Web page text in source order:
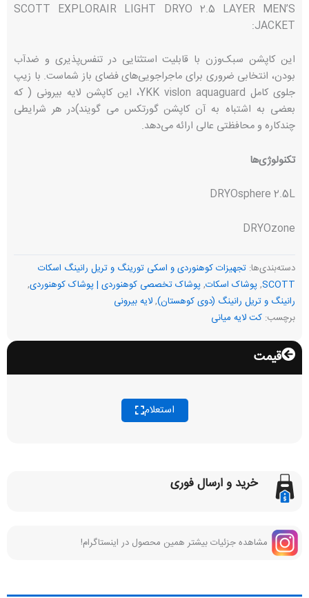
SCOTT EXPLORAIR LIGHT DRYO 2.5 LAYER MEN’S
JACKET:
این کاپشن سبک‌وزن با قابلیت استثنایی در تنفس‌پذیری و ضدآب
بودن، انتخابی ضروری برای ماجراجویی‌های فضای باز شماست. با زیپ
جلوی کامل YKK vislon aquaguard، این کاپشن لایه بیرونی ( که
بعضی به اشتباه به آن کاپشن گورتکس می گویند)در هر شرایطی
چندکاره و محافظتی عالی ارائه می‌دهد.
تکنولوژی‌ها
DRYOsphere 2.5L
DRYOzone
دسته‌بندی‌ها: تجهیزات کوهنوردی و اسکی تورینگ و تریل رانینگ اسکات
SCOTT
,پوشاک اسکات,پوشاک تخصصی کوهنوردی | پوشاک کوهنوردی,
رانینگ و تریل رانینگ (دوی کوهستان),لایه بیرونی
برچسب: کت لایه میانی
قیمت
استعلام
خرید و ارسال فوری
مشاهده جزئیات بیشتر همین محصول در اینستاگرام!